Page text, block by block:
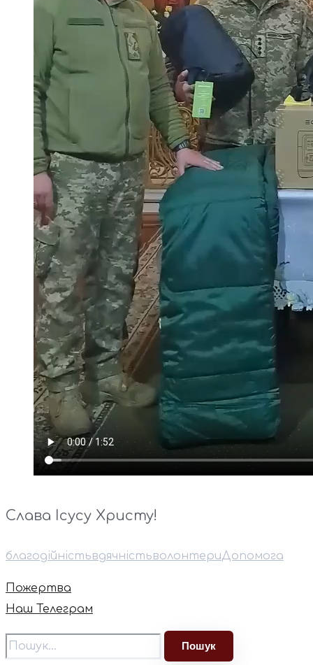
Слава Ісусу Христу!
благодійністьвдячністьволонтериДопомога
Пожертва
Наш Телеграм